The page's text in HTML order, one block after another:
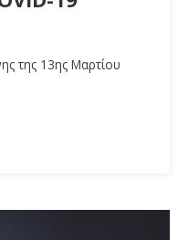
της 13ης Μαρτίου